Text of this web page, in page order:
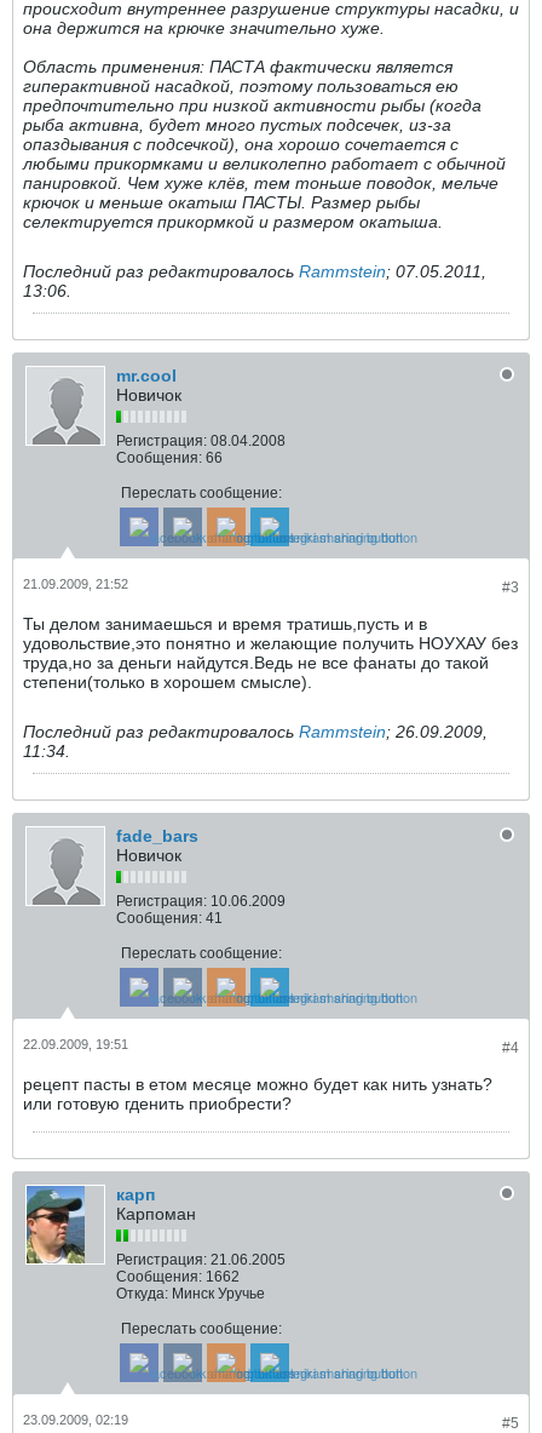
происходит внутреннее разрушение структуры насадки, и
она держится на крючке значительно хуже.
Область применения: ПАСТА фактически является
гиперактивной насадкой, поэтому пользоваться ею
предпочтительно при низкой активности рыбы (когда
рыба активна, будет много пустых подсечек, из-за
опаздывания с подсечкой), она хорошо сочетается с
любыми прикормками и великолепно работает с обычной
панировкой. Чем хуже клёв, тем тоньше поводок, мельче
крючок и меньше окатыш ПАСТЫ. Размер рыбы
селектируется прикормкой и размером окатыша.
Последний раз редактировалось Rammstein; 07.05.2011,
13:06
mr.cool
Новичок
Регистрация: 08.04.2008
Сообщения: 66
Переслать сообщение:
#3
21.09.2009, 21:52
Ты делом занимаешься и время тратишь,пусть и в
удовольствие,это понятно и желающие получить НОУХАУ без
труда,но за деньги найдутся.Ведь не все фанаты до такой
степени(только в хорошем смысле).
Последний раз редактировалось Rammstein; 26.09.2009,
11:34
fade_bars
Новичок
Регистрация: 10.06.2009
Сообщения: 41
Переслать сообщение:
#4
22.09.2009, 19:51
рецепт пасты в етом месяце можно будет как нить узнать?
или готовую гденить приобрести?
карп
Карпоман
Регистрация: 21.06.2005
Сообщения: 1662
Откуда: Минск Уручье
Переслать сообщение:
#5
23.09.2009, 02:19